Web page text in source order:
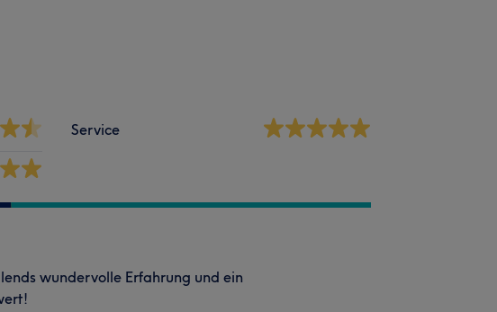
Service
wundervolle Erfahrung und ein